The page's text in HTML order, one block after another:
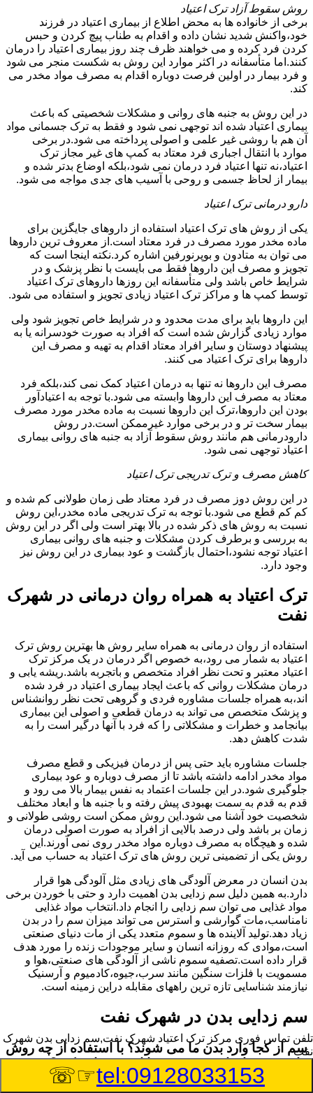
روش سقوط آزاد ترک اعتیاد
برخی از خانواده ها به محض اطلاع از بیماری اعتیاد در فرزند
خود،واکنش شدید نشان داده و اقدام به طناب پیچ کردن و حبس
کردن فرد کرده و می خواهند ظرف چند روز بیماری اعتیاد را درمان
کنند.اما متأسفانه در اکثر موارد این روش به شکست منجر می شود
و فرد بیمار در اولین فرصت دوباره اقدام به مصرف مواد مخدر می
کند.
در این روش به جنبه های روانی و مشکلات شخصیتی که باعث
بیماری اعتیاد شده اند توجهی نمی شود و فقط به ترک جسمانی مواد
آن هم با روشی غیر علمی و اصولی پرداخته می شود.در برخی
موارد با انتقال اجباری فرد معتاد به کمپ های غیر مجاز ترک
اعتیاد،نه تنها اعتیاد فرد درمان نمی شود،بلکه اوضاع بدتر شده و
بیمار از لحاظ جسمی و روحی با آسیب های جدی مواجه می شود.
دارو درمانی ترک اعتیاد
یکی از روش های ترک اعتیاد استفاده از داروهای جایگزین برای
ماده مخدر مورد مصرف در فرد معتاد است.از معروف ترین داروها
می توان به متادون و بوپرنورفین اشاره کرد.نکته اینجا است که
تجویز و مصرف این داروها فقط می بایست با نظر پزشک و در
شرایط خاص باشد ولی متأسفانه این روزها داروهای ترک اعتیاد
توسط کمپ ها و مراکز ترک اعتیاد زیادی تجویز و استفاده می شود.
این داروها باید برای مدت محدود و در شرایط خاص تجویز شود ولی
موارد زیادی گزارش شده است که افراد به صورت خودسرانه یا به
پیشنهاد دوستان و سایر افراد معتاد اقدام به تهیه و مصرف این
داروها برای ترک اعتیاد می کنند.
مصرف این داروها نه تنها به درمان اعتیاد کمک نمی کند،بلکه فرد
معتاد به مصرف این داروها وابسته می شود.با توجه به اعتیادآور
بودن این داروها،ترک این داروها نسبت به ماده مخدر مورد مصرف
بیمار سخت تر و در برخی موارد غیرممکن است.در روش
دارودرمانی هم مانند روش سقوط آزاد به جنبه های روانی بیماری
اعتیاد توجهی نمی شود.
کاهش مصرف و ترک تدریجی ترک اعتیاد
در این روش دوز مصرف در فرد معتاد طی زمان طولانی کم شده و
کم کم قطع می شود.با توجه به ترک تدریجی ماده مخدر،این روش
نسبت به روش های ذکر شده در بالا بهتر است ولی اگر در این روش
به بررسی و برطرف کردن مشکلات و جنبه های روانی بیماری
اعتیاد توجه نشود،احتمال بازگشت و عود بیماری در این روش نیز
وجود دارد.
ترک اعتیاد به همراه روان درمانی در شهرک
نفت
استفاده از روان درمانی به همراه سایر روش ها بهترین روش ترک
اعتیاد به شمار می رود،به خصوص اگر درمان در یک مرکز ترک
اعتیاد معتبر و تحت نظر افراد متخصص و باتجربه باشد.ریشه یابی و
درمان مشکلات روانی که باعث ایجاد بیماری اعتیاد در فرد شده
اند،به همراه جلسات مشاوره فردی و گروهی تحت نظر روانشناس
و پزشک متخصص می تواند به درمان قطعی و اصولی این بیماری
بیانجامد و خطرات و مشکلاتی را که فرد با آنها درگیر است را به
شدت کاهش دهد.
جلسات مشاوره باید حتی پس از درمان فیزیکی و قطع مصرف
مواد مخدر ادامه داشته باشد تا از مصرف دوباره و عود بیماری
جلوگیری شود.در این جلسات اعتماد به نفس بیمار بالا می رود و
قدم به قدم به سمت بهبودی پیش رفته و با جنبه ها و ابعاد مختلف
شخصیت خود آشنا می شود.این روش ممکن است روشی طولانی و
زمان بر باشد ولی درصد بالایی از افراد به صورت اصولی درمان
شده و هیچگاه به مصرف دوباره مواد مخدر روی نمی آورند.این
روش یکی از تضمینی ترین روش های ترک اعتیاد به حساب می آید.
بدن انسان در معرض آلودگی های زیادی مثل آلودگی هوا قرار
دارد.به همین دلیل سم زدایی بدن اهمیت دارد و حتی با خوردن برخی
مواد غذایی می توان سم زدایی را انجام داد.انتخاب مواد غذایی
نامناسب،مات گوارشی و استرس می تواند میزان سم را در بدن
زیاد دهد.تولید آلاینده ها و سموم متعدد یکی از مات دنیای صنعتی
است،موادی که روزانه انسان و سایر موجودات زنده را مورد هدف
قرار داده است.تصفیه سموم ناشی از آلودگی های صنعتی،هوا و
مسمویت با فلزات سنگین مانند سرب،جیوه،کادمیوم و آرسنیک
نیازمند شناسایی تازه ترین راههای مقابله دراین زمینه است.
سم زدایی بدن در شهرک نفت
سم از کجا وارد بدن ما می شوند؟ با استفاده از چه روش
هایی می توان این سم مضر را از بدن خارج کرد؟
تلفن تماس فوری مرکز ترک اعتیاد شهرک نفت,سم زدایی بدن شهرک
نفت
tel:09128033153
☞☏